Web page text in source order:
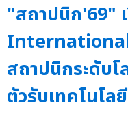
"สถาปนิก'69"
International
สถาปนิกระดับโ
ตัวรับเทคโนโ